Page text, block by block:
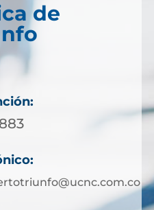
de